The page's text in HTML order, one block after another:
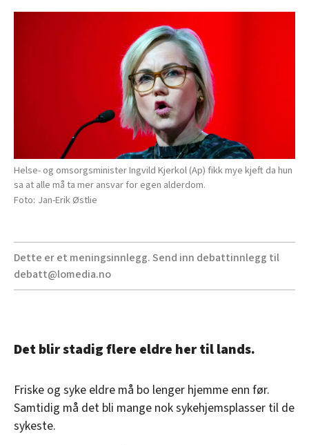
Helse- og omsorgsminister Ingvild Kjerkol (Ap) fikk mye kjeft da hun
sa at alle må ta mer ansvar for egen alderdom.
Jan-Erik Østlie
Dette er et meningsinnlegg. Send inn debattinnlegg til
debatt@lomedia.no
Det blir stadig flere eldre her til lands.
Friske og syke eldre må bo lenger hjemme enn før.
Samtidig må det bli mange nok sykehjemsplasser til de
sykeste.